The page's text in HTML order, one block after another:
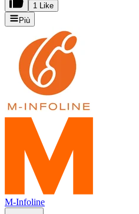
1 Like
Più
M-Infoline